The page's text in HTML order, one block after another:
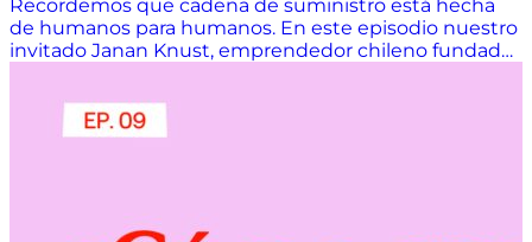
Recordemos que cadena de suministro está hecha
de humanos para humanos. En este episodio nuestro
invitado Janan Knust, emprendedor chileno fundador
en diferenciador y ventaja competitiva.